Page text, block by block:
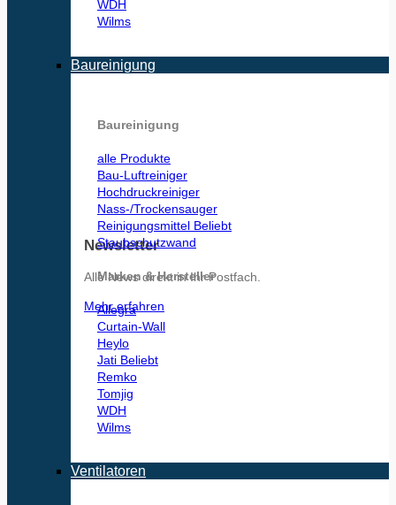
Newsletter
Alle News direkt in Ihr Postfach.
Mehr erfahren
WDH
Wilms
Baureinigung
Baureinigung
alle Produkte
Bau-Luftreiniger
Hochdruckreiniger
Nass-/Trockensauger
Reinigungsmittel
Staubschutzwand
Marken & Hersteller
Allegra
Curtain-Wall
Heylo
Jati
Remko
Tomjig
WDH
Wilms
Ventilatoren